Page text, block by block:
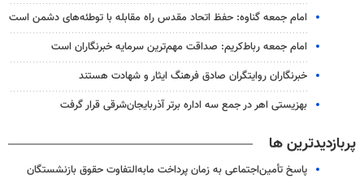
امام جمعه گناوه: حفظ اتحاد مقدس راه مقابله با توطئه‌های دشمن است
امام جمعه رباط‌کریم: صداقت مهم‌ترین سرمایه خبرنگاران است
خبرنگاران روایتگران صادق فرهنگ ایثار و شهادت هستند
بهزیستی اهر در جمع سه اداره برتر آذربایجان‌شرقی قرار گرفت
پربازدیدترین ها
پاسخ تأمین‌اجتماعی به زمان پرداخت مابه‌التفاوت حقوق بازنشستگان